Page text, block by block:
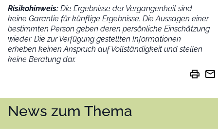
Risikohinweis: Die Ergebnisse der Vergangenheit sind
keine Garantie für künftige Ergebnisse. Die Aussagen einer
bestimmten Person geben deren persönliche Einschätzung
wieder. Die zur Verfügung gestellten Informationen
erheben keinen Anspruch auf Vollständigkeit und stellen
keine Beratung dar.
print mail
News zum Thema